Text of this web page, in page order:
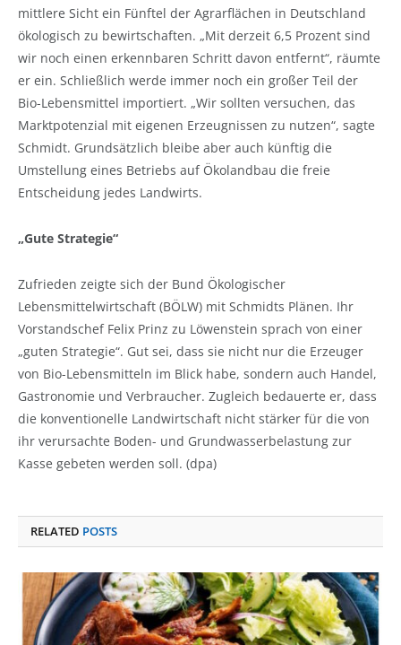
mittlere Sicht ein Fünftel der Agrarflächen in Deutschland
ökologisch zu bewirtschaften. „Mit derzeit 6,5 Prozent sind
wir noch einen erkennbaren Schritt davon entfernt“, räumte
er ein. Schließlich werde immer noch ein großer Teil der
Bio-Lebensmittel importiert. „Wir sollten versuchen, das
Marktpotenzial mit eigenen Erzeugnissen zu nutzen“, sagte
Schmidt. Grundsätzlich bleibe aber auch künftig die
Umstellung eines Betriebs auf Ökolandbau die freie
Entscheidung jedes Landwirts.
„Gute Strategie“
Zufrieden zeigte sich der Bund Ökologischer
Lebensmittelwirtschaft (BÖLW) mit Schmidts Plänen. Ihr
Vorstandschef Felix Prinz zu Löwenstein sprach von einer
„guten Strategie“. Gut sei, dass sie nicht nur die Erzeuger
von Bio-Lebensmitteln im Blick habe, sondern auch Handel,
Gastronomie und Verbraucher. Zugleich bedauerte er, dass
die konventionelle Landwirtschaft nicht stärker für die von
ihr verursachte Boden- und Grundwasserbelastung zur
Kasse gebeten werden soll. (dpa)
RELATED POSTS